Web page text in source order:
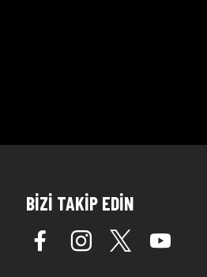
BİZİ TAKİP EDİN